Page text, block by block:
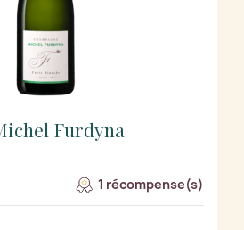
Furdyna
1 récompense(s)